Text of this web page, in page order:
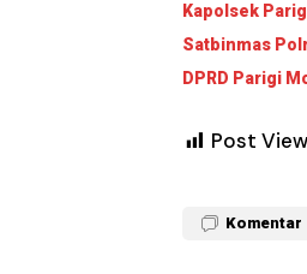
Kapolsek
Satbinmas
DPRD Parigi
Post
Komentar